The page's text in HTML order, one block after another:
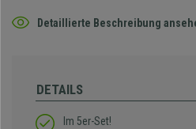
Detaillierte Beschreibung
DETAILS
Im 5er-Set!